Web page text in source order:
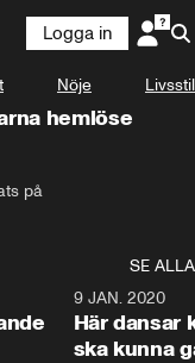
Logga in
Nöje Livsstil
hemlöse
på
SE ALLA
9 JAN. 2020
Här dansar
ska kunna